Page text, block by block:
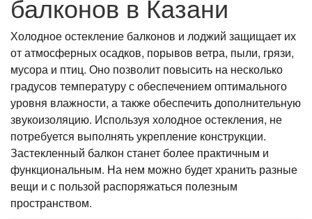
балконов в Казани
Холодное остекление балконов и лоджий защищает их
от атмосферных осадков, порывов ветра, пыли, грязи,
мусора и птиц. Оно позволит повысить на несколько
градусов температуру с обеспечением оптимального
уровня влажности, а также обеспечить дополнительную
звукоизоляцию. Используя холодное остекления, не
потребуется выполнять укрепление конструкции.
Застекленный балкон станет более практичным и
функциональным. На нем можно будет хранить разные
вещи и с пользой распоряжаться полезным
пространством.